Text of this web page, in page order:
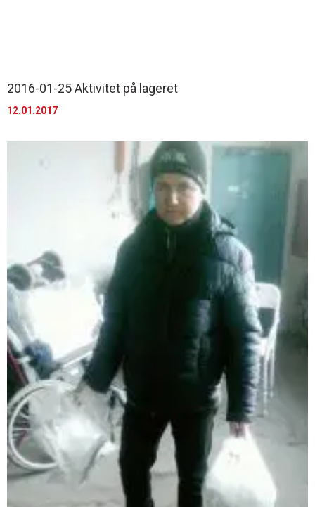
2016-01-25 Aktivitet på lageret
12.01.2017